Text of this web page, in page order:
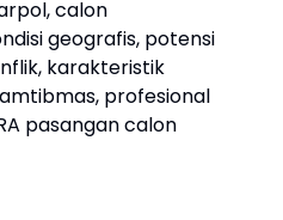
calon
geografis, potensi
karakteristik
profesional
pasangan calon